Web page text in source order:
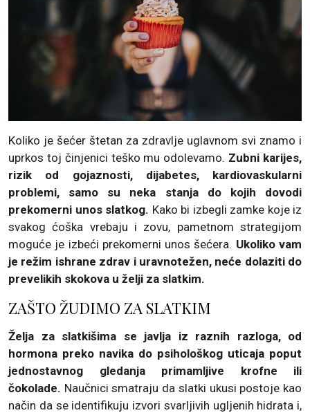
Koliko je šećer štetan za zdravlje uglavnom svi znamo i
uprkos toj činjenici teško mu odolevamo. Zubni karijes,
rizik od gojaznosti, dijabetes, kardiovaskularni
problemi, samo su neka stanja do kojih dovodi
prekomerni unos slatkog. Kako bi izbegli zamke koje iz
svakog ćoška vrebaju i zovu, pametnom strategijom
moguće je izbeći prekomerni unos šećera. Ukoliko vam
je režim ishrane zdrav i uravnotežen, neće dolaziti do
prevelikih skokova u želji za slatkim.
ZAŠTO ŽUDIMO ZA SLATKIM
Želja za slatkišima se javlja iz raznih razloga, od
hormona preko navika do psihološkog uticaja poput
jednostavnog gledanja primamljive krofne ili
čokolade. Naučnici smatraju da slatki ukusi postoje kao
način da se identifikuju izvori svarljivih ugljenih hidrata i,